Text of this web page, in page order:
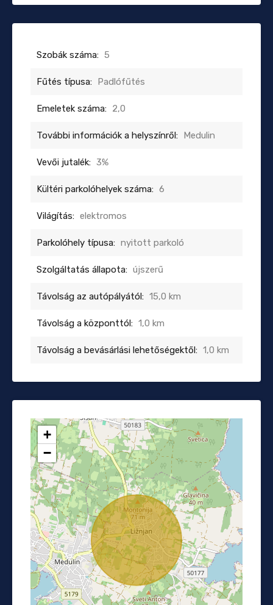
Szobák száma: 5
Fűtés típusa: Padlófűtés
Emeletek száma: 2,0
További információk a helyszínről: Medulin
Vevői jutalék: 3%
Kültéri parkolóhelyek száma: 6
Világítás: elektromos
Parkolóhely típusa: nyitott parkoló
Szolgáltatás állapota: újszerű
Távolság az autópályától: 15,0 km
Távolság a központtól: 1,0 km
Távolság a bevásárlási lehetőségektől: 1,0 km
+
−